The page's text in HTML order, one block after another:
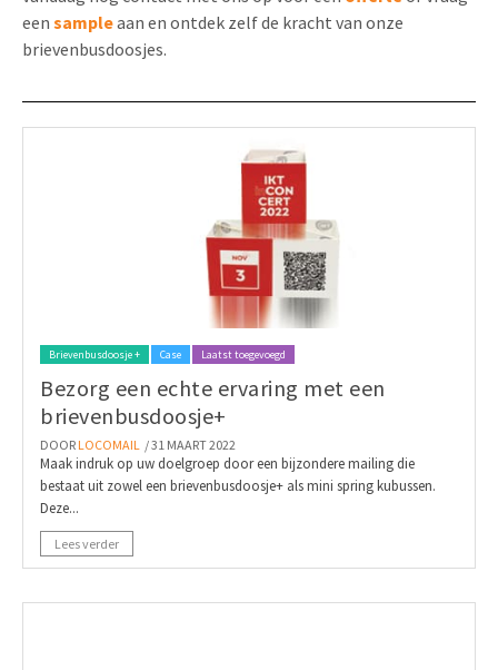
een sampleaan en ontdek zelf de kracht van onze
brievenbusdoosjes.
Brievenbusdoosje + Case Laatst toegevoegd
Bezorg een echte ervaring met een
brievenbusdoosje+
DOOR LOCOMAIL / 31 MAART 2022
Maak indruk op uw doelgroep door een bijzondere mailing die
bestaat uit zowel een brievenbusdoosje+ als mini spring kubussen.
Deze...
Lees verder